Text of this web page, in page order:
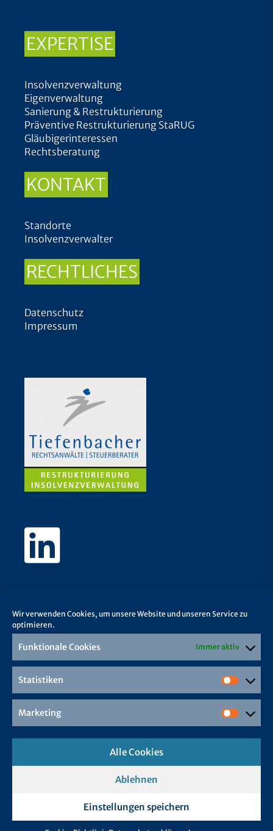
Wir verwenden Cookies, um unsere Website und unseren Service zu
optimieren.
Funktionale Cookies Immer aktiv
Statistiken
Marketing
Alle Cookies
Ablehnen
Einstellungen speichern
EXPERTISE
Insolvenzverwaltung
Eigenverwaltung
Sanierung & Restrukturierung
Präventive Restrukturierung StaRUG
Gläubigerinteressen
Rechtsberatung
KONTAKT
Standorte
Insolvenzverwalter
RECHTLICHES
Datenschutz
Impressum